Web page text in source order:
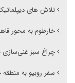
تلاش های
خارطوم به محور
چراغ سبز غنی‌سازی
سفر روبیو به